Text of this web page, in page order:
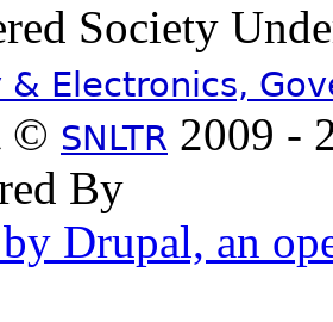
Society
& Electronics,
© SNLTR 2009 -
By